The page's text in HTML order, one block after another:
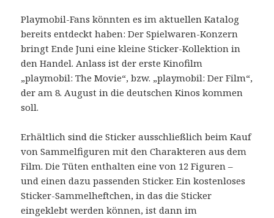
Playmobil-Fans könnten es im aktuellen Katalog
bereits entdeckt haben: Der Spielwaren-Konzern
bringt Ende Juni eine kleine Sticker-Kollektion in
den Handel. Anlass ist der erste Kinofilm
„playmobil: The Movie“, bzw. „playmobil: Der Film“,
der am 8. August in die deutschen Kinos kommen
soll.
Erhältlich sind die Sticker ausschließlich beim Kauf
von Sammelfiguren mit den Charakteren aus dem
Film. Die Tüten enthalten eine von 12 Figuren –
und einen dazu passenden Sticker. Ein kostenloses
Sticker-Sammelheftchen, in das die Sticker
eingeklebt werden können, ist dann im